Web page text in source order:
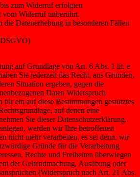
zum Widerruf erfolgten
vom Widerruf unberührt.
die Datenerhebung in besonderen Fällen
auf Grundlage von Art. 6 Abs. 1 lit. e
Sie jederzeit das Recht, aus Gründen,
Situation ergeben, gegen die
Daten Widerspruch
für ein auf diese Bestimmungen gestütztes
auf denen eine
Sie dieser Datenschutzerklärung.
werden wir Ihre betroffenen
nicht mehr verarbeiten, es sei denn, wir
Gründe für die Verarbeitung
Rechte und Freiheiten überwiegen
der Geltendmachung, Ausübung oder
(Widerspruch nach Art. 21 Abs.